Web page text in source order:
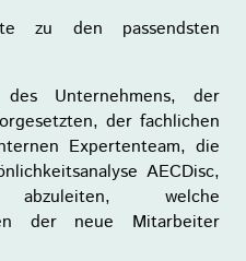
zu den passendsten
Unternehmens, der
der fachlichen
Expertenteam, die
AECDisc,
welche
der neue Mitarbeiter